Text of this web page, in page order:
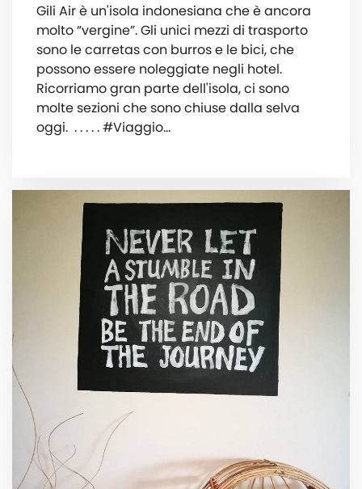
Gili Air è un'isola indonesiana che è ancora
molto “vergine”. Gli unici mezzi di trasporto
sono le carretas con burros e le bici, che
possono essere noleggiate negli hotel.
Ricorriamo gran parte dell'isola, ci sono
molte sezioni che sono chiuse dalla selva
oggi. ︎ . . . . . #Viaggio…